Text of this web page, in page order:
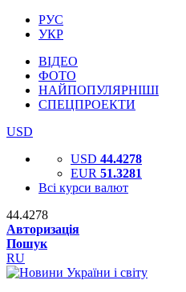
РУС
УКР
ВІДЕО
ФОТО
НАЙПОПУЛЯРНІШІ
СПЕЦПРОЕКТИ
USD
USD 44.4278
EUR 51.3281
Всі курси валют
44.4278
Авторизація
Пошук
RU